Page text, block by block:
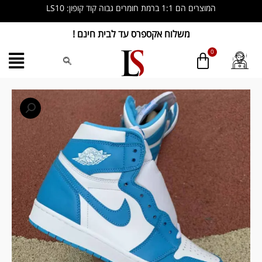
לתוכן
המוצרים הם 1:1 ברמת חומרים גבוה קוד קופון: LS10
משלוח אקספרס עד לבית חינם !
כמות
של
Jordan
1
Retro
UNC